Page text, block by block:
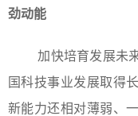
劲动能
加快培育发展未
国科技事业发展取得
新能力还相对薄弱、